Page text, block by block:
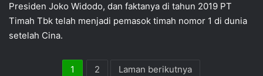
Presiden Joko Widodo, dan faktanya di tahun 2019 PT
Timah Tbk telah menjadi pemasok timah nomor 1 di dunia
setelah Cina.
1 2 Laman berikutnya